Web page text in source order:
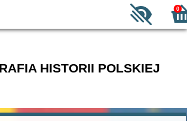
0
HISTORII POLSKIEJ